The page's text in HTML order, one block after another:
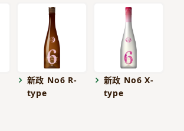
新政 No6 R-
type
新政 No6 X-
type